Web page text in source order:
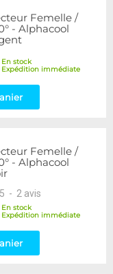
Femelle /
- Alphacool
En stock
Expédition immédiate
Femelle /
- Alphacool
5 - 2 avis
En stock
Expédition immédiate